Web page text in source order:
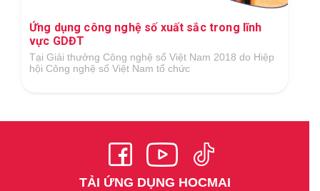
Ứng dụng công nghệ số xuất sắc trong lĩnh
vực GDĐT
Tại Giải thưởng Công nghệ số Việt Nam 2018 do Hiệp
hội Công nghệ số Việt Nam tổ chức
TẢI ỨNG DỤNG HOCMAI